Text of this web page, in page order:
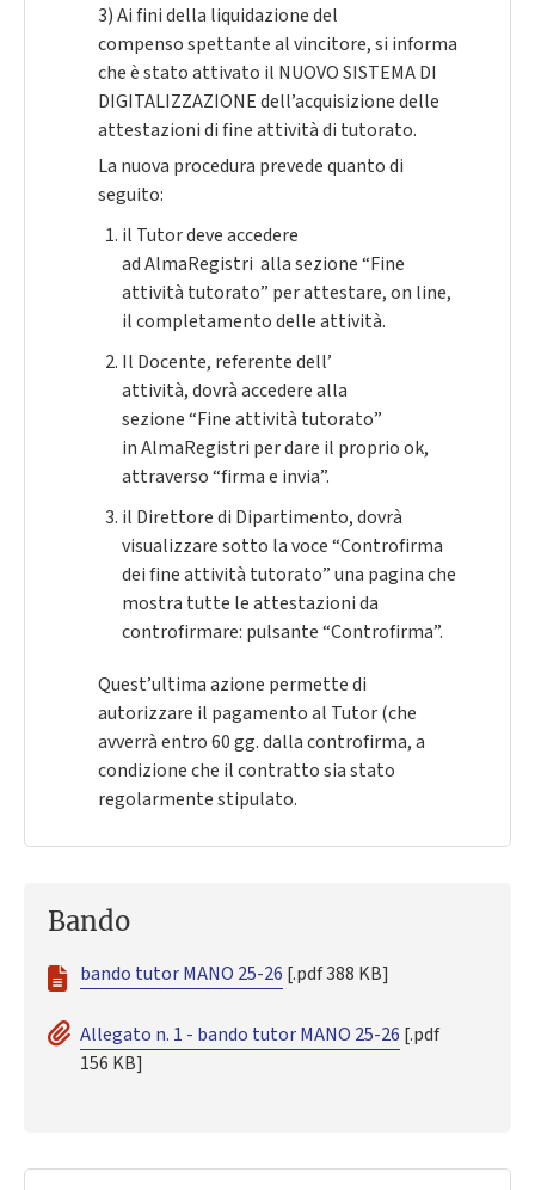
3) Ai fini della liquidazione del
compenso spettante al vincitore, si informa
che è stato attivato il NUOVO SISTEMA DI
DIGITALIZZAZIONE dell’acquisizione delle
attestazioni di fine attività di tutorato.
La nuova procedura prevede quanto di
seguito:
il Tutor deve accedere
adAlmaRegistrialla sezione “Fine
attività tutorato” per attestare, on line,
il completamento delle attività.
Il Docente, referente dell’
attività, dovrà accedere alla
sezione “Fine attività tutorato”
inAlmaRegistri per dare il proprio ok,
attraverso “firma e invia”.
il Direttore di Dipartimento, dovrà
visualizzare sotto la voce “Controfirma
dei fine attività tutorato” una pagina che
mostra tutte le attestazioni da
controfirmare: pulsante “Controfirma”.
Quest’ultima azione permette di
autorizzare il pagamento al Tutor (che
avverrà entro 60 gg. dalla controfirma, a
condizione che il contratto sia stato
regolarmente stipulato.
Bando
bando tutor MANO 25-26 [.pdf 388 KB]
Allegato n. 1 - bando tutor MANO 25-26 [.pdf
156 KB]